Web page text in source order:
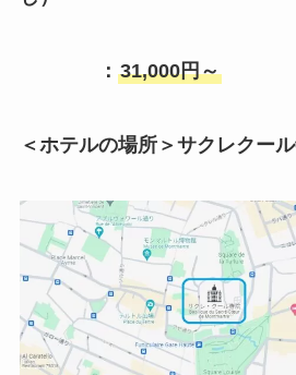
： 31,000円～
＜ホテルの場所＞サクレクー